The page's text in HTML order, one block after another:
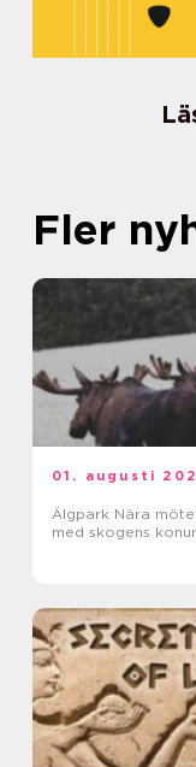
Fler
01. augusti
Älgpark Nära möten
med skogens